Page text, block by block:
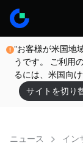
"お客様が米国地
うです。 ご利用
るには、米国向
サイトを切り
ニュース イン